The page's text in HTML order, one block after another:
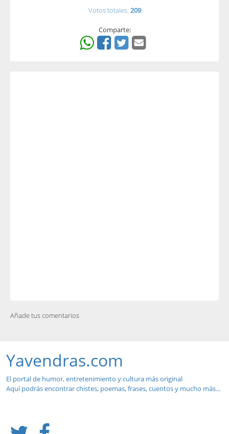
Votos totales: 209
Comparte:
Añade tus comentarios
Yavendras.com
El portal de humor, entretenimiento y cultura más original
Aquí podrás encontrar chistes, poemas, frases, cuentos y mucho más...